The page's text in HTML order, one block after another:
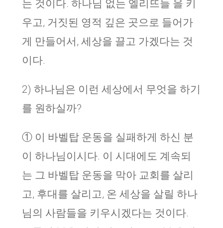
는 것이다. 하나님 없는 엘리뜨들 을 키
우고, 거짓된 영적 깊은 곳으로 들어가
게 만들어서, 세상을 끌고 가겠다는 것
이다.
2) 하나님은 이런 세상에서 무엇을 하기
를 원하실까?
① 이 바벨탑 운동을 실패하게 하신 분
이 하나님이시다. 이 시대에도 계속되
는 그 바벨탑 운동을 막아 교회를 살리
고, 후대를 살리고, 온 세상을 살릴 하나
님의 사람들을 키우시겠다는 것이다.